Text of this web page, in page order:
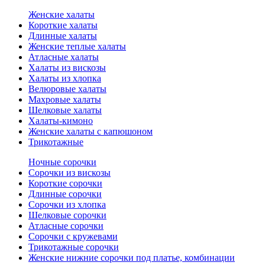
Женские халаты
Короткие халаты
Длинные халаты
Женские теплые халаты
Атласные халаты
Халаты из вискозы
Халаты из хлопка
Велюровые халаты
Махровые халаты
Шелковые халаты
Халаты-кимоно
Женские халаты с капюшоном
Трикотажные
Ночные сорочки
Сорочки из вискозы
Короткие сорочки
Длинные сорочки
Сорочки из хлопка
Шелковые сорочки
Атласные сорочки
Сорочки с кружевами
Трикотажные сорочки
Женские нижние сорочки под платье, комбинации